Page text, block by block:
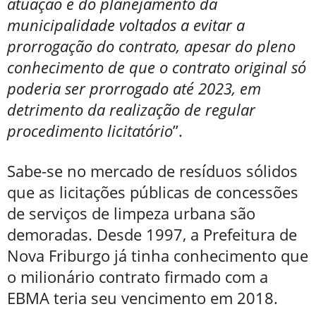
municipalidade voltados a evitar a
prorrogação do contrato, apesar do pleno
conhecimento de que o contrato original só
poderia ser prorrogado até 2023, em
detrimento da realização de regular
procedimento licitatório”.
Sabe-se no mercado de resíduos sólidos
que as licitações públicas de concessões
de serviços de limpeza urbana são
demoradas. Desde 1997, a Prefeitura de
Nova Friburgo já tinha conhecimento que
o milionário contrato firmado com a
EBMA teria seu vencimento em 2018.